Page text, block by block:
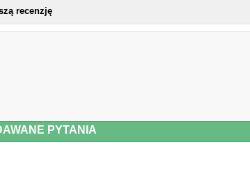
pochodzi od wydawcy.
recenzję
PYTANIA